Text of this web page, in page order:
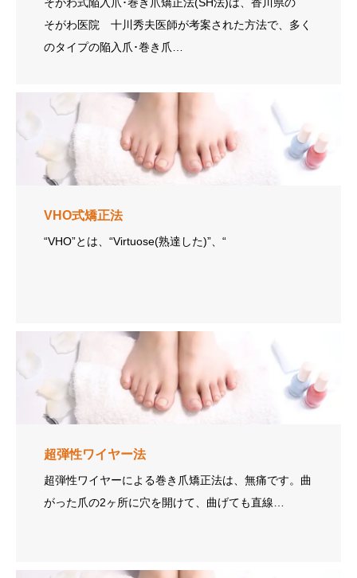
そがわ医院 十川秀夫医師が考案された方法で、多く
のタイプの陥入爪･巻き爪…
VHO式矯正法
“VHO”とは、“Virtuose(熟達した)”、“
超弾性ワイヤー法
超弾性ワイヤーによる巻き爪矯正法は、無痛です。曲
がった爪の2ヶ所に穴を開けて、曲げても直線…